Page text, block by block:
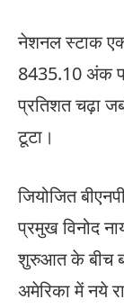
नेशनल स्टाक
8435.10 अंक
प्रतिशत चढ़ा
टूटा।
जियोजित
प्रमुख विनोद
शुरुआत के बीच
अमेरिका में नये